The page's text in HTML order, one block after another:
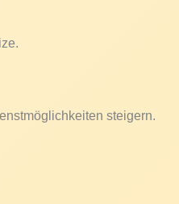
steigern.